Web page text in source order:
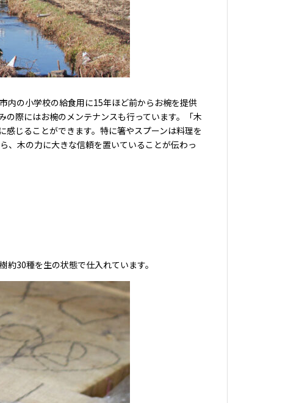
内の小学校の給食用に15年ほど前からお椀を提供
際にはお椀のメンテナンスも行っています。「木
じることができます。特に箸やスプーンは料理を
、木の力に大きな信頼を置いていることが伝わっ
30種を生の状態で仕入れています。